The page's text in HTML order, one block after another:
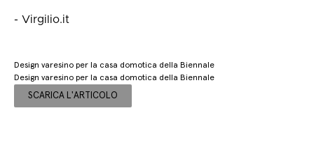
- Virgilio.it
Design varesino per la casa domotica della Biennale
Design varesino per la casa domotica della Biennale
SCARICA L'ARTICOLO